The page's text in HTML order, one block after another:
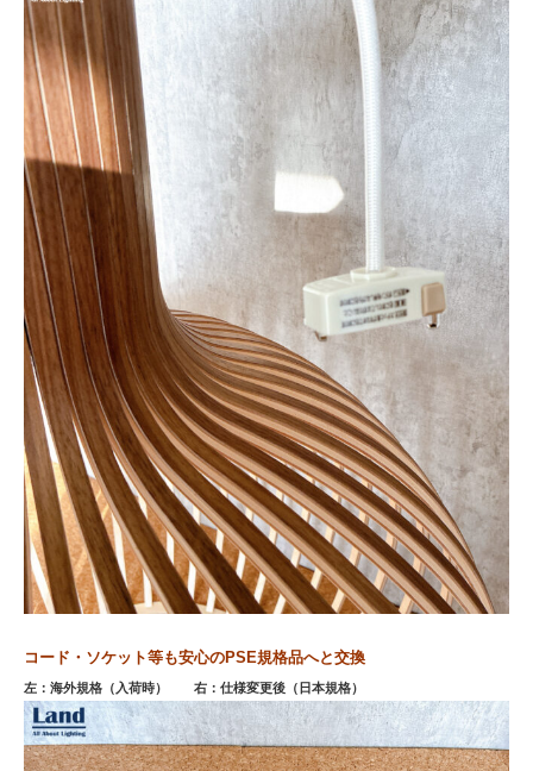
コード・ソケット等も安心のPSE規格品へと交換
左：海外規格（入荷時） 右：仕様変更後（日本規格）